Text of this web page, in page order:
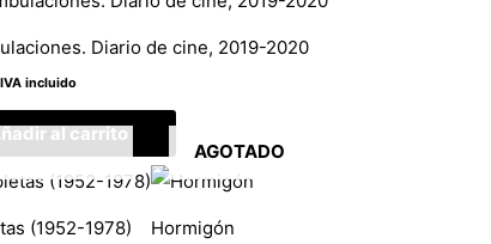
Diario de cine, 2019-2020
IVA incluido
al carrito
(1952-1978)
AGOTADO
Hormigón